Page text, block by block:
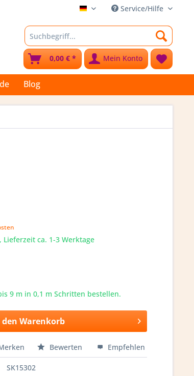
Stoffkleks Service/Hilfe
Mein Konto
0,00 € *
Blog
ca. 1-3 Werktage
9 m in 0,1 m Schritten bestellen.
den Warenkorb
Bewerten Empfehlen
SK15302